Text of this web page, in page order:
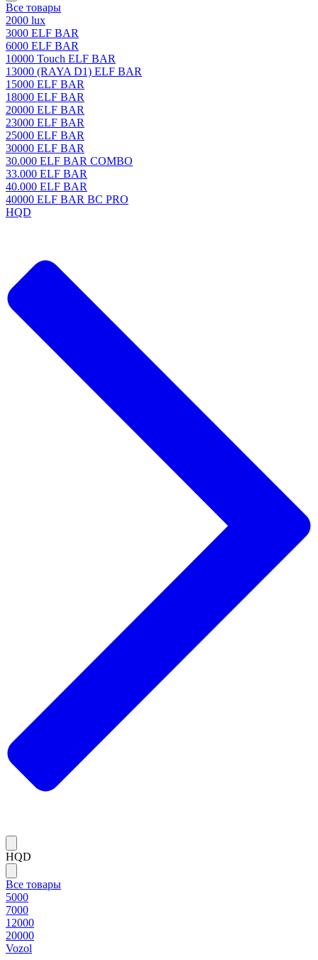
Все товары
2000 lux
3000 ELF BAR
6000 ELF BAR
10000 Touch ELF BAR
13000 (RAYA D1) ELF BAR
15000 ELF BAR
18000 ELF BAR
20000 ELF BAR
23000 ELF BAR
25000 ELF BAR
30000 ELF BAR
30.000 ELF BAR COMBO
33.000 ELF BAR
40.000 ELF BAR
40000 ELF BAR BC PRO
HQD
HQD
Все товары
5000
7000
12000
20000
Vozol